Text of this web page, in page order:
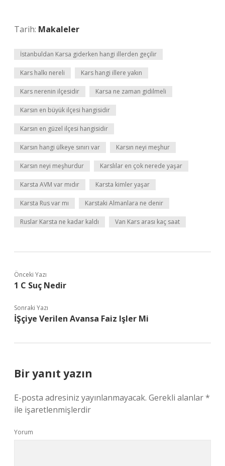
Tarih: Makaleler
İstanbuldan Karsa giderken hangi illerden geçilir
Kars halkı nereli Kars hangi illere yakın
Kars nerenin ilçesidir Karsa ne zaman gidilmeli
Karsın en büyük ilçesi hangisidir
Karsın en güzel ilçesi hangisidir
Karsın hangi ülkeye sınırı var Karsın neyi meşhur
Karsın neyi meşhurdur Karslılar en çok nerede yaşar
Karsta AVM var mıdır Karsta kimler yaşar
Karsta Rus var mı Karstaki Almanlara ne denir
Ruslar Karsta ne kadar kaldı Van Kars arası kaç saat
Önceki Yazı
1 C Suç Nedir
Sonraki Yazı
İŞçiye Verilen Avansa Faiz Işler Mi
Bir yanıt yazın
E-posta adresiniz yayınlanmayacak. Gerekli alanlar*
ile işaretlenmişlerdir
Yorum